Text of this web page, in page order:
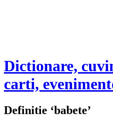
Dictionare,
carti,
Definitie ‘babete’